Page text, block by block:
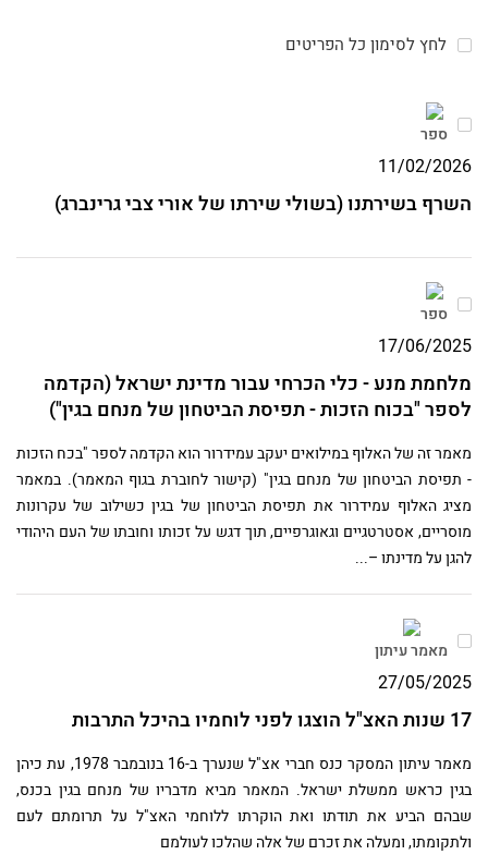
לחץ לסימון כל הפריטים
ספר
11/02/2026
השרף בשירתנו (בשולי שירתו של אורי צבי גרינברג)
ספר
17/06/2025
מלחמת מנע - כלי הכרחי עבור מדינת ישראל (הקדמה
לספר "בכוח הזכות - תפיסת הביטחון של מנחם בגין")
מאמר זה של האלוף במילואים יעקב עמידרור הוא הקדמה לספר "בכח הזכות
- תפיסת הביטחון של מנחם בגין" (קישור לחוברת בגוף המאמר). במאמר
מציג האלוף עמידרור את תפיסת הביטחון של בגין כשילוב של עקרונות
מוסריים, אסטרטגיים וגאוגרפיים, תוך דגש על זכותו וחובתו של העם היהודי
להגן על מדינתו –...
מאמר עיתון
27/05/2025
17 שנות האצ"ל הוצגו לפני לוחמיו בהיכל התרבות
מאמר עיתון המסקר כנס חברי אצ"ל שנערך ב-16 בנובמבר 1978, עת כיהן
בגין כראש ממשלת ישראל. המאמר מביא מדבריו של מנחם בגין בכנס,
שבהם הביע את תודתו ואת הוקרתו ללוחמי האצ"ל על תרומתם לעם
ולתקומתו, ומעלה את זכרם של אלה שהלכו לעולמם